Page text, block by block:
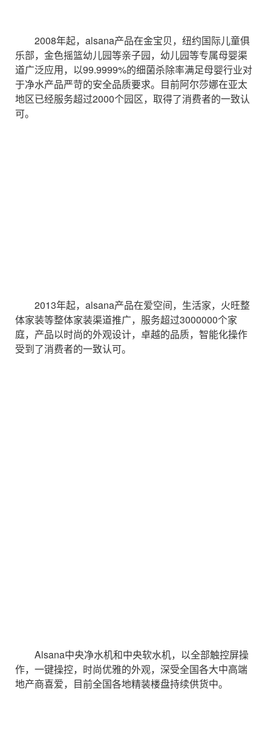
2008年起，alsana产品在金宝贝，纽约国际儿童俱
乐部，金色摇篮幼儿园等亲子园，幼儿园等专属母婴渠
道广泛应用，以99.9999%的细菌杀除率满足母婴行业对
于净水产品严苛的安全品质要求。目前阿尔莎娜在亚太
地区已经服务超过2000个园区，取得了消费者的一致认
可。
2013年起，alsana产品在爱空间，生活家，火旺整
体家装等整体家装渠道推广，服务超过3000000个家
庭，产品以时尚的外观设计，卓越的品质，智能化操作
受到了消费者的一致认可。
Alsana中央净水机和中央软水机，以全部触控屏操
作，一键操控，时尚优雅的外观，深受全国各大中高端
地产商喜爱，目前全国各地精装楼盘持续供货中。